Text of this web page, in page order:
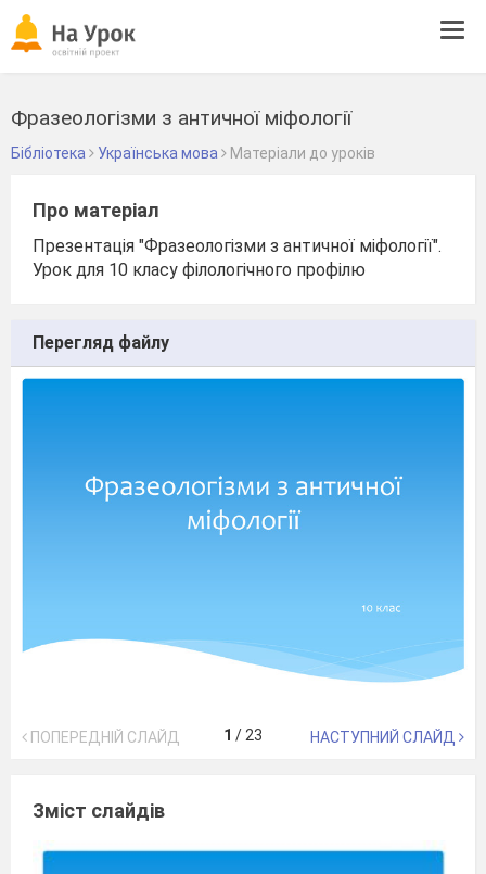
Фразеологізми з античної міфології
Бібліотека Українська мова Матеріали до уроків
Про матеріал
Презентація "Фразеологізми з античної міфології".
Урок для 10 класу філологічного профілю
Перегляд файлу
ПОПЕРЕДНІЙ СЛАЙД 1 / 23 НАСТУПНИЙ СЛАЙД
Зміст слайдів